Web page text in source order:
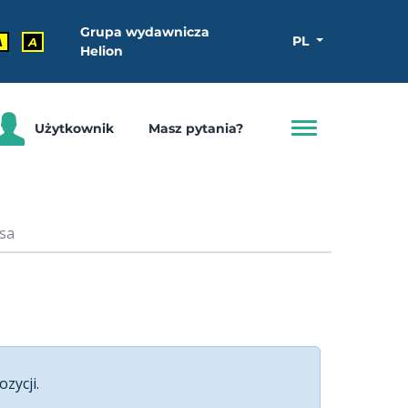
A
Grupa wydawnicza
Helion
PL
Użytkownik Masz pytania?